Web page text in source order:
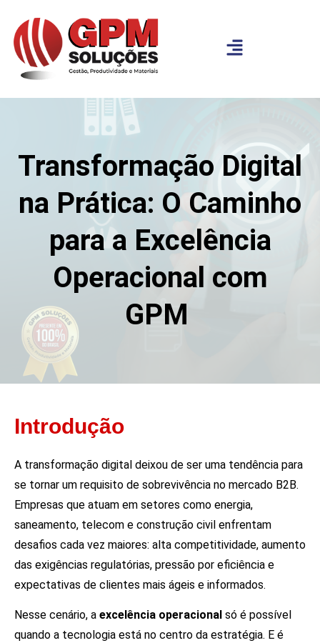
Transformação Digital
na Prática: O Caminho
para a Excelência
Operacional com
GPM
Introdução
A transformação digital deixou de ser uma tendência para
se tornar um requisito de sobrevivência no mercado B2B.
Empresas que atuam em setores como energia,
saneamento, telecom e construção civil enfrentam
desafios cada vez maiores: alta competitividade, aumento
das exigências regulatórias, pressão por eficiência e
expectativas de clientes mais ágeis e informados.
Nesse cenário, a excelência operacional só é possível
quando a tecnologia está no centro da estratégia. E é